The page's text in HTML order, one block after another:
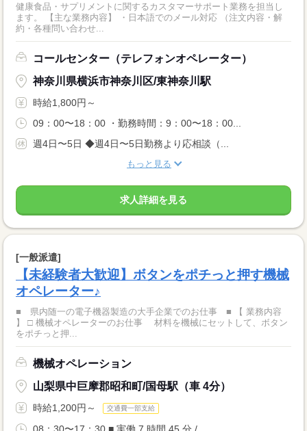
健康食品・サプリメントに関するカスタマーサポート業務を担当し
ます。 【主な業務内容】 ・日本語でのメール対応 （注文内容・解
約・各種問い合わせ...
コールセンター（テレフォンオペレーター）
神奈川県横浜市神奈川区/東神奈川駅
時給1,800円～
09：00〜18：00 ・勤務時間：9：00〜18：00...
週4日〜5日 ◆週4日〜5日勤務より応相談（...
もっと見る
求人詳細を見る
[一般派遣]
【未経験者大歓迎】ボタンをポチっと押す機械
オペレーター♪
■ 県内随一の電子機器製造の大手企業でのお仕事 ■ 【 業務内容
】 □ 機械オペレーターのお仕事 材料を機械にセットして、ボタン
をポチっと押...
機械オペレーション
山梨県中巨摩郡昭和町/国母駅（車 4分）
時給1,200円～ 交通費一部支給